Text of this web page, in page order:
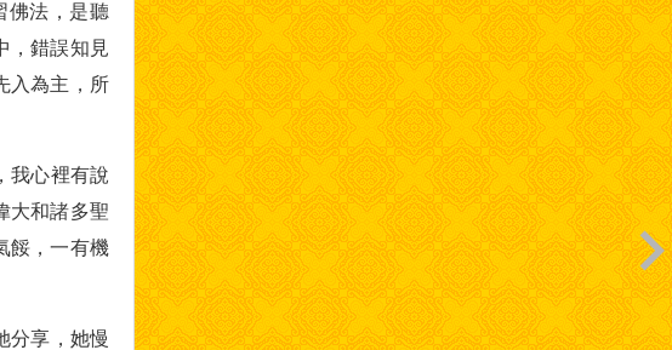
佛法，是聽
，錯誤知見
入為主，所
我心裡有說
大和諸多聖
餒，一有機
分享，她慢